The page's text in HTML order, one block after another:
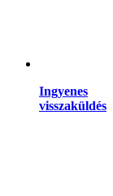
Ingyenes
visszaküldés